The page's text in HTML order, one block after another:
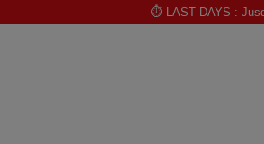
⏱️ LAST DAYS :